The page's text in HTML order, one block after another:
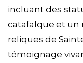
incluant des
catafalque et un
reliques de
témoignage